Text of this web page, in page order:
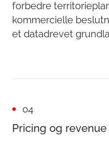
forbedre
kommercielle
et datadrevet
04
Pricing og